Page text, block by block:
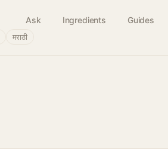
Ask Ingredients Guides
मराठी